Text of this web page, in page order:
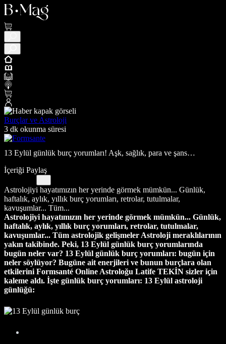
Burçlar ve Astroloji
3 dk okunma süresi
13 Eylül günlük burç yorumları! Aşk, sağlık, para ve şans…
İçeriği Paylaş
Astrolojiyi hayatımızın her yerinde görmek mümkün... Günlük,
haftalık, aylık, yıllık burç yorumları, retrolar, tutulmalar,
kavuşumlar... Tüm...
Astrolojiyi hayatımızın her yerinde görmek mümkün... Günlük,
haftalık, aylık, yıllık burç yorumları, retrolar, tutulmalar,
kavuşumlar... Tüm astrolojik gelişmeler Astroloji meraklılarının
yakın takibinde. Peki, 13 Eylül günlük burç yorumlarında
bugün neler var? 13 Eylül günlük burç yorumları: bugün için
neler söylüyor? Bugüne ait enerjileri ve bunun burçlara olan
etkilerini Formsanté Online Astroloğu Latife TEKİN sizler için
kaleme aldı. İşte günlük burç yorumları: 13 Eylül astroloji
günlüğü: